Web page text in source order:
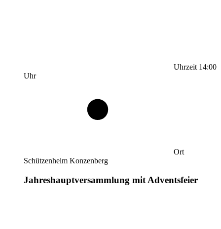
Uhrzeit 14:00
Uhr
Ort
Schützenheim Konzenberg
Jahreshauptversammlung mit Adventsfeier